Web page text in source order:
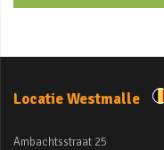
Locatie Westmalle
Ambachtsstraat 25